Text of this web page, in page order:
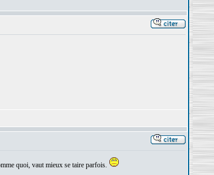
quoi, vaut mieux se taire parfois.